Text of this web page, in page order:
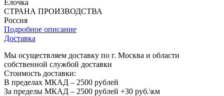
Ёлочка
СТРАНА ПРОИЗВОДСТВА
Россия
Подробное описание
Доставка
Мы осуществляем доставку по г. Москва и области
собственной службой доставки
Стоимость доставки:
В пределах МКАД – 2500 рублей
За пределы МКАД – 2500 рублей +30 руб.\км